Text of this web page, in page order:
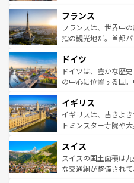
ませてくれるイタリ
なお、新着のイタリ
しい。
文化が根付くこの国
れる闘牛、そして美
る。首都マドリード
の城塞都市、穏やか
せる。地方によって
フランス
フランスは、世界中
指の観光地だ。首都
で、幅広い魅力が詰
聖堂、美しいビーチ
から魅了する。また
いる。シャンパンの
香り高いラベンダー
らに、パリ以外の地
れる地方に足を運ぶ
きるだろう
を参照してほしい。
ドイツ
ドイツは、豊かな歴
の中心に位置する国
顔を持つこの国は、
ルリンの文化的活気
してライン川沿いの
は、お酒好きな人にはぜひ
ドイツ情報はコンテ
イギリス
イギリスは、古きよ
トミンスター寺院や
リアごとに異なる魅
ティー、ビール好き
戦など、本場だから
スイス
スイスの国土面積は
な交通網が整備され